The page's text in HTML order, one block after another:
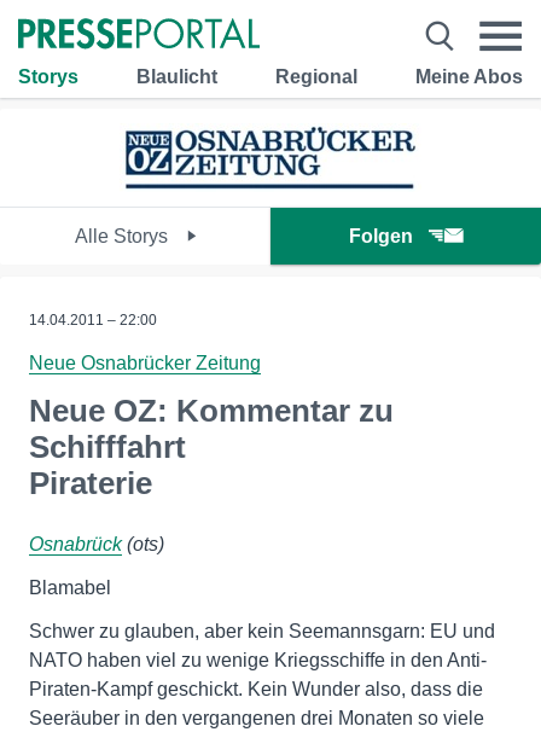
Storys Blaulicht Regional Meine Abos
Alle Storys Folgen
14.04.2011 – 22:00
Neue Osnabrücker Zeitung
Neue OZ: Kommentar zu
Schifffahrt
Piraterie
Osnabrück(ots)
Blamabel
Schwer zu glauben, aber kein Seemannsgarn: EU und
NATO haben viel zu wenige Kriegsschiffe in den Anti-
Piraten-Kampf geschickt. Kein Wunder also, dass die
Seeräuber in den vergangenen drei Monaten so viele